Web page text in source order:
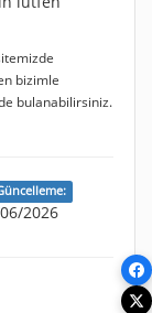
bizimle
bulanabilirsiniz.
2026